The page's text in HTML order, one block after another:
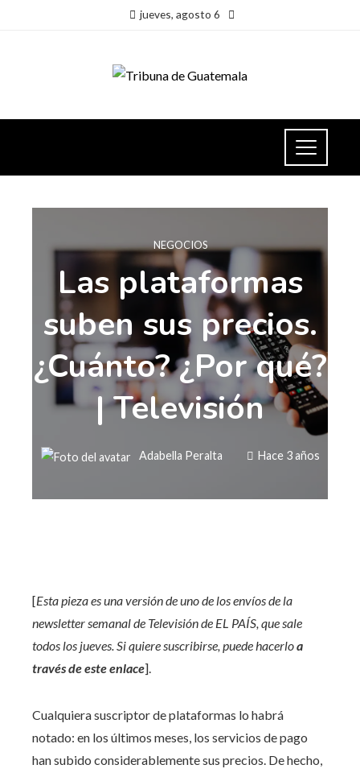
jueves, agosto 6
NEGOCIOS
Las plataformas
suben sus precios.
¿Cuánto? ¿Por qué?
| Televisión
Adabella Peralta Hace 3 años
[Esta pieza es una versión de uno de los envíos de la
newsletter semanal de Televisión de EL PAÍS, que sale
todos los jueves. Si quiere suscribirse, puede hacerloa
través de este enlace].
Cualquiera suscriptor de plataformas lo habrá
notado: en los últimos meses, los servicios de pago
han subido considerablemente sus precios. De hecho,